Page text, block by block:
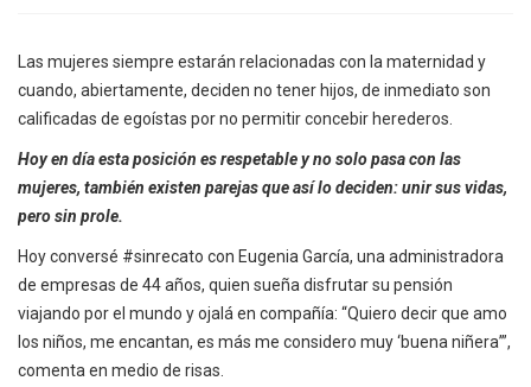
Las mujeres siempre estarán relacionadas con la maternidad y
cuando, abiertamente, deciden no tener hijos, de inmediato son
calificadas de egoístas por no permitir concebir herederos.
Hoy en día esta posición es respetable y no solo pasa con las
mujeres, también existen parejas que así lo deciden: unir sus vidas,
pero sin prole.
Hoy conversé #sinrecato con Eugenia García, una administradora
de empresas de 44 años, quien sueña disfrutar su pensión
viajando por el mundo y ojalá en compañía: “Quiero decir que amo
los niños, me encantan, es más me considero muy ‘buena niñera’”,
comenta en medio de risas.